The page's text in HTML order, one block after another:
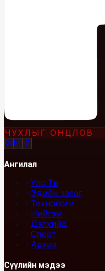
ЧУХЛЫГ ОНЦЛОВ
Ангилал
Улс Төр
Эдийн засаг
Технологи
Нийгэм
Дэлхийд
Спорт
Архив
Сүүлийн мэдээ